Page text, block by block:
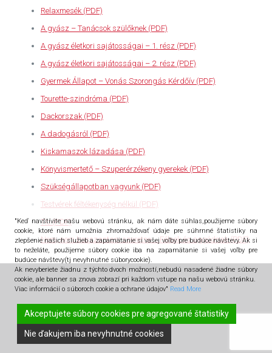
Relaxmesék (PDF)
A gyász – Tanácsok szülőknek (PDF)
A gyász életkori sajátosságai – 1. rész (PDF)
A gyász életkori sajátosságai – 2. rész (PDF)
Gyermek Állapot – Vonás Szorongás Kérdőív (PDF)
Tourette-szindróma (PDF)
Dackorszak (PDF)
A dadogásról (PDF)
Kiskamaszok lázadása (PDF)
Könyvismertető – Szuperérzékeny gyerekek (PDF)
Szükségállapotban vagyunk (PDF)
Testvérek féltékenység nélkül (PDF)
Tic (PDF)
Nem, nem bosszantani szeretne … Félnek és aggódnak (PDF)
All rights reserved CPaP Dunajská Streda © 2026
"Keď navštívite našu webovú stránku, ak nám dáte súhlas,použijeme súbory
cookíe, ktoré nám umožnia zhromažďovať údaje pre súhrnné štatistiky na
zlepšenie našich služieb a zapamätanie si vašej voľby pre budúce návštevy. Ak si
to neželáte, použijeme súbory cookie iba na zapamätanie si vašej voľby pre
budúce návštevy(tj nevyhnutné súborycookie).
Ak nevyberiete žiadnu z týchto dvoch možností,nebudú nasadené žiadne súbory
cookie, ale banner sa znova zobrazí pri každom vstupe na našu webovú stránku.
Viac informácií o súboroch cookie a ochrane údajov" Read More
Akceptujete súbory cookies pre agregované štatistiky
Nie ďakujem iba nevyhnutné cookies